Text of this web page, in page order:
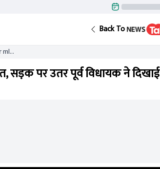
Back To
सड़क पर उतर पूर्व विधायक ने दिखाई